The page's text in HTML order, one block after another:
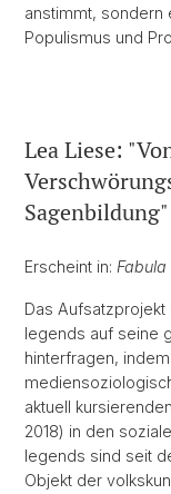
anstimmt, sondern
Populismus und
Lea Liese:
Sagenbildung"
Erscheint in: Fabula
Das
legends auf seine
hinterfragen,
aktuell
2018) in den
legends sind seit
Objekt der